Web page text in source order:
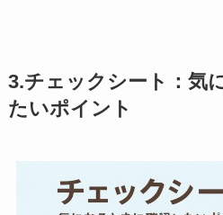
3.チェックシート：気
たいポイント